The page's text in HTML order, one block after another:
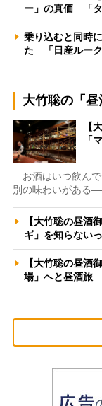
ー」の真価 「
乗り込むと同時
た 「日産ルー
大竹聡の「昼
【
「
お酒はいつ飲んで
別の味わいがある
【大竹聡の昼酒
ギ」を知らない
【大竹聡の昼酒
場」へと昼酒旅